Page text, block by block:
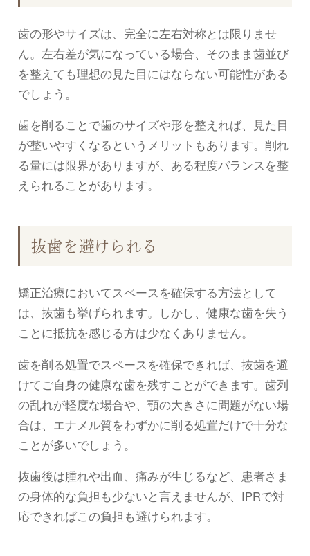
歯の形やサイズは、完全に左右対称とは限りませ
ん。左右差が気になっている場合、そのまま歯並び
を整えても理想の見た目にはならない可能性がある
でしょう。
歯を削ることで歯のサイズや形を整えれば、見た目
が整いやすくなるというメリットもあります。削れ
る量には限界がありますが、ある程度バランスを整
えられることがあります。
抜歯を避けられる
矯正治療においてスペースを確保する方法として
は、抜歯も挙げられます。しかし、健康な歯を失う
ことに抵抗を感じる方は少なくありません。
歯を削る処置でスペースを確保できれば、抜歯を避
けてご自身の健康な歯を残すことができます。歯列
の乱れが軽度な場合や、顎の大きさに問題がない場
合は、エナメル質をわずかに削る処置だけで十分な
ことが多いでしょう。
抜歯後は腫れや出血、痛みが生じるなど、患者さま
の身体的な負担も少ないと言えませんが、IPRで対
応できればこの負担も避けられます。